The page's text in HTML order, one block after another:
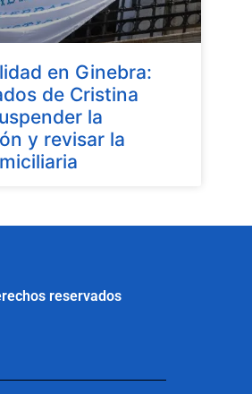
en Ginebra:
de Cristina
la
y revisar la
reservados